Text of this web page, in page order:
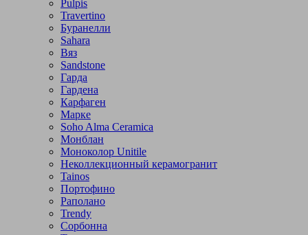
Pulpis
Travertino
Буранелли
Sahara
Вяз
Sandstone
Гарда
Гардена
Карфаген
Марке
Soho Alma Ceramica
Монблан
Моноколор Unitile
Неколлекционный керамогранит
Tainos
Портофино
Раполано
Trendy
Сорбонна